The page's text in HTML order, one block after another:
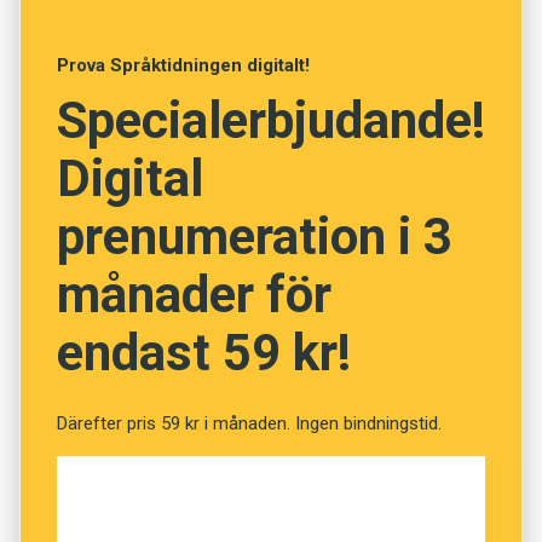
Foto: Pixabay
Prenumerera! Pröva 2 nummer av
Språktidningen för 99 kronor!
Pröva din ordförståelse i
veckans kviss! (Kviss #210)
Fråga 12
Prova Språktidningen digitalt!
Specialerbjudande!
Digital
prenumeration i 3
månader för
endast 59 kr!
Därefter pris 59 kr i månaden. Ingen bindningstid.